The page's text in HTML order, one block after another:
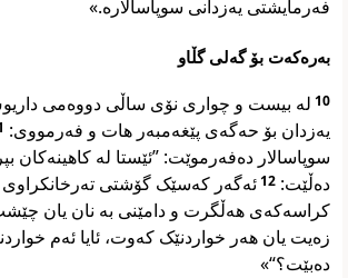
فەرمایشتی یەزدانی سوپاسالارە.»
بەرەکەت بۆ گەلی گڵاو
10 لە بیست و چواری نۆی ساڵی دووەمی
یەزدان بۆ حەگەی پێغەمبەر هات و فەرمووی:
سوپاسالار دەفەرموێت: ”ئێستا لە کاهینەکان
دەڵێت: 12ئەگەر کەسێک گۆشتی تەرخانکراوی
کراسەکەی هەڵگرت و دامێنی بە نان یان
زەیت یان هەر خواردنێک کەوت، ئایا ئەم
دەبێت؟“»